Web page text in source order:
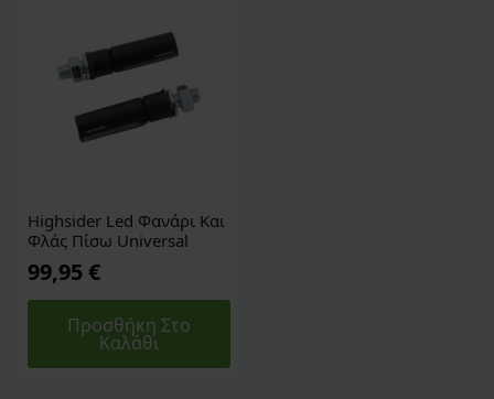
Highsider Led Φανάρι Και
Φλάς Πίσω Universal
99,95 €
Προσθήκη Στο
Καλάθι